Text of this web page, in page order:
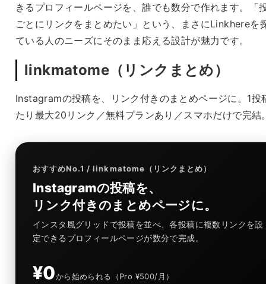
きるプロフィールページを、誰でも数分で作れます。「
ごとにリンクをまとめたい」という、まさにLinkhereを
ている人のニーズにそのまま応える設計が魅力です。
linkmatome（リンクまとめ）
Instagramの投稿を、リンク付きのまとめページに。1投
たり最大20リンク／無料プランあり／スマホだけで完結
おすすめNo.1 / linkmatome（リンクまとめ）
Instagramの投稿を、
リンク付きのまとめページに。
インスタ風グリッドで投稿を並べ、各投稿に複数リンクを設
定できるプロフィールページが数分で完成。
¥0から始められる（Pro ¥500/月）